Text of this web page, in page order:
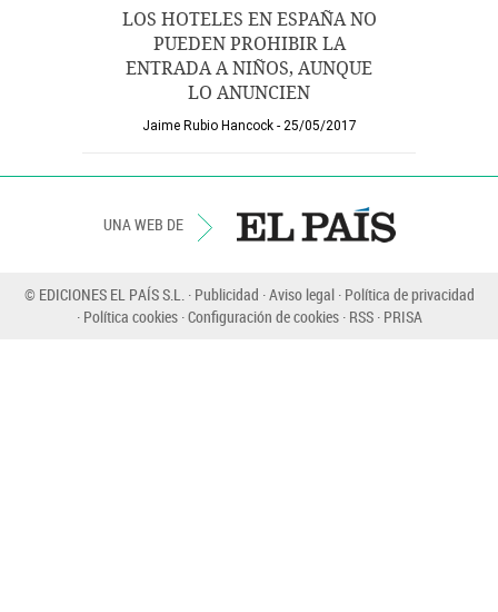
LOS HOTELES EN ESPAÑA NO
PUEDEN PROHIBIR LA
ENTRADA A NIÑOS, AUNQUE
LO ANUNCIEN
Jaime Rubio Hancock 25/05/2017
UNA WEB DE
© EDICIONES EL PAÍS S.L. Publicidad Aviso legal Política de privacidad
Política cookies Configuración de cookies RSS PRISA